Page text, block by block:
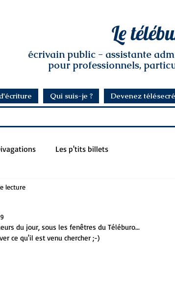
Le
écrivain public - assistante
pour professionnels,
Qui suis-je ? Devenez
Les p'tits billets
lecture
du jour, sous les fenêtres du Téléburo...
ce qu'il est venu chercher ;-)